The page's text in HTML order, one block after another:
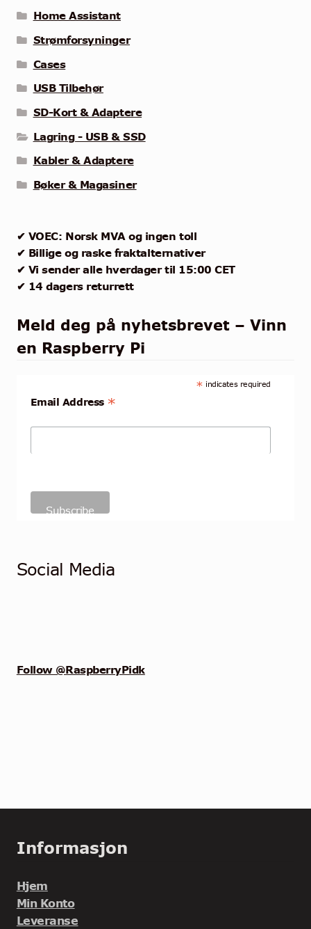
Home Assistant
Strømforsyninger
Cases
USB Tilbehør
SD-Kort & Adaptere
Lagring - USB & SSD
Kabler & Adaptere
Bøker & Magasiner
✔ VOEC: Norsk MVA og ingen toll
✔ Billige og raske fraktalternativer
✔ Vi sender alle hverdager til 15:00 CET
✔ 14 dagers returrett
Meld deg på nyhetsbrevet – Vinn
en Raspberry Pi
* indicates required
Email Address *
Social Media
Follow @RaspberryPidk
Informasjon
Hjem
Min Konto
Leveranse